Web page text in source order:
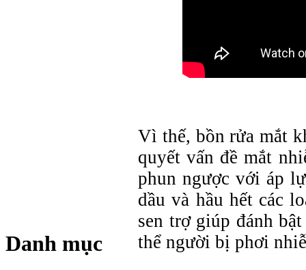
Danh mục
Vì thế, bồn rửa mắt
quyết vấn đề mắt
phun ngược với áp
dầu và hầu hết các
sen trợ giúp đánh
thể người bị phơi